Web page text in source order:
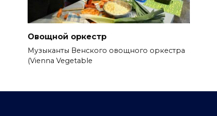
Овощной оркестр
Музыканты Венского овощного оркестра
(Vienna Vegetable